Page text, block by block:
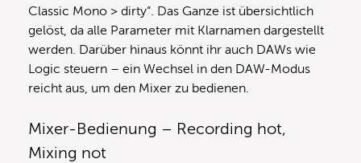
Classic Mono > dirty“. Das Ganze ist übersichtlich
gelöst, da alle Parameter mit Klarnamen dargestellt
werden. Darüber hinaus könnt ihr auch DAWs wie
Logic steuern – ein Wechsel in den DAW-Modus
reicht aus, um den Mixer zu bedienen.
Mixer-Bedienung – Recording hot,
Mixing not